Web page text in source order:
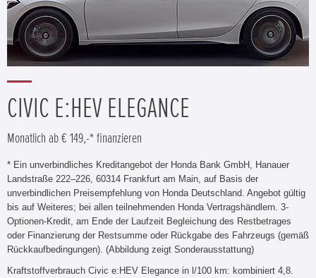
CIVIC E:HEV ELEGANCE
Monatlich ab € 149,-* finanzieren
* Ein unverbindliches Kreditangebot der Honda Bank GmbH, Hanauer
Landstraße 222–226, 60314 Frankfurt am Main, auf Basis der
unverbindlichen Preisempfehlung von Honda Deutschland. Angebot gültig
bis auf Weiteres; bei allen teilnehmenden Honda Vertragshändlern. 3-
Optionen-Kredit, am Ende der Laufzeit Begleichung des Restbetrages
oder Finanzierung der Restsumme oder Rückgabe des Fahrzeugs (gemäß
Rückkaufbedingungen). (Abbildung zeigt Sonderausstattung)
Kraftstoffverbrauch Civic e:HEV Elegance in l/100 km: kombiniert 4,8.